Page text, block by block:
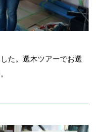
た。選木ツアーでお選